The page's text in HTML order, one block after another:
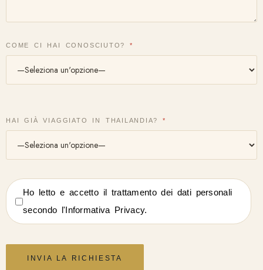
COME CI HAI CONOSCIUTO?*
HAI GIÀ VIAGGIATO IN THAILANDIA?*
Ho letto e accetto il trattamento dei dati personali
secondo l'Informativa Privacy.